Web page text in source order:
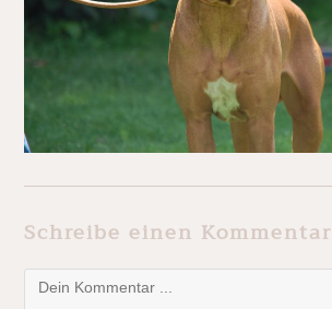
Schreibe einen Kommentar